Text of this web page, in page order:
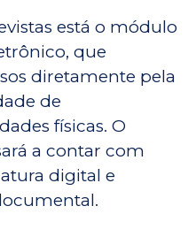
está o módulo
que
diretamente pela
de
físicas. O
a contar com
digital e